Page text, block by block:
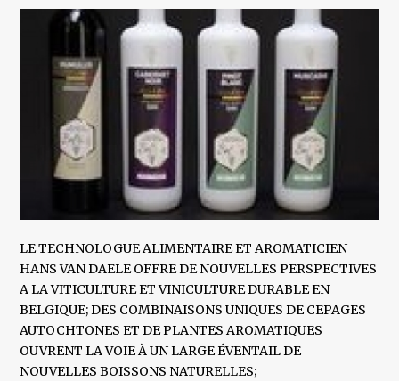
LE TECHNOLOGUE ALIMENTAIRE ET AROMATICIEN
HANS VAN DAELE OFFRE DE NOUVELLES PERSPECTIVES
A LA VITICULTURE ET VINICULTURE DURABLE EN
BELGIQUE; DES COMBINAISONS UNIQUES DE CEPAGES
AUTOCHTONES ET DE PLANTES AROMATIQUES
OUVRENT LA VOIE À UN LARGE ÉVENTAIL DE
NOUVELLES BOISSONS NATURELLES;